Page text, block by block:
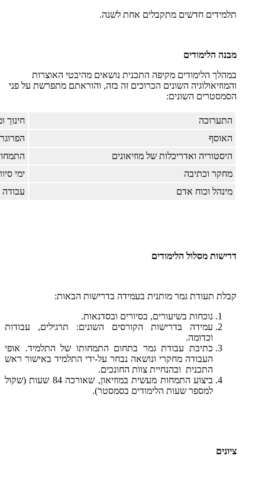
תלמידים חדשים מתקבלים אחת לשנה.
מבנה הלימודים
במהלך הלימודים מקיפה התכנית נושאים מהיבטי האוצרות
והמוזיאולוגיה השונים הכרוכים זה בזה, והוראתם מתפרשת על פני
הסמסטרים השונים:
התערוכה
חינוך
האוסף
היסטוריה ואדריכלות של מוזיאונים
מחקר וכתיבה
ימי
מינהל וכוח אדם
דרישות מסלול הלימודים
קבלת תעודת גמר מותנית בעמידה בדרישות הבאות:
נוכחות בשיעורים, בסיורים ובסדנאות.
עמידה בדרישות הקורסים השונים: תרגילים, עבודות
וכדומה.
כתיבת עבודת גמר בתחום התמחותו של התלמיד. אופי
העבודה מחקרי ונושאה נבחר על-ידי התלמיד באישור ראש
התכנית ובהנחיית צוות החונכים.
ביצוע התמחות מעשית במוזיאון, שאורכה 84 שעות (שקול
למספר שעות הלימודים בסמסטר).
ציונים